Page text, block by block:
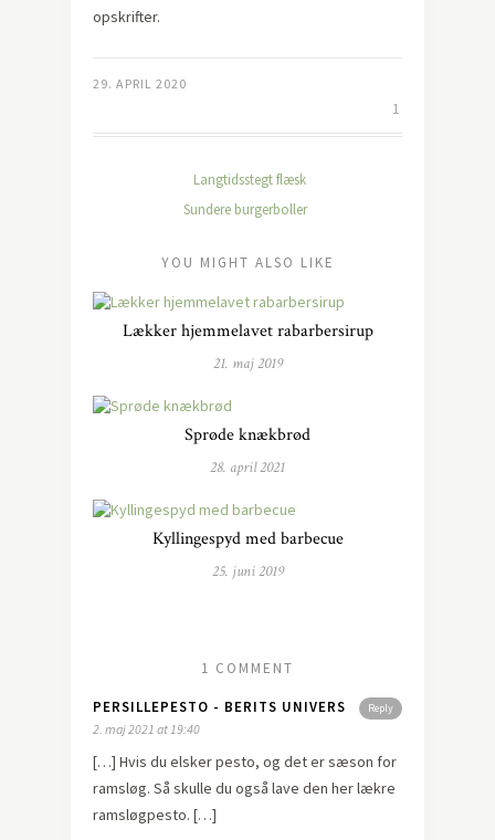
opskrifter.
29. APRIL 2020
1
Langtidsstegt flæsk
Sundere burgerboller
YOU MIGHT ALSO LIKE
Lækker hjemmelavet rabarbersirup
21. maj 2019
Sprøde knækbrød
28. april 2021
Kyllingespyd med barbecue
25. juni 2019
1 COMMENT
Reply
PERSILLEPESTO - BERITS UNIVERS
2. maj 2021 at 19:40
[…] Hvis du elsker pesto, og det er sæson for
ramsløg. Så skulle du også lave den her lækre
ramsløgpesto. […]